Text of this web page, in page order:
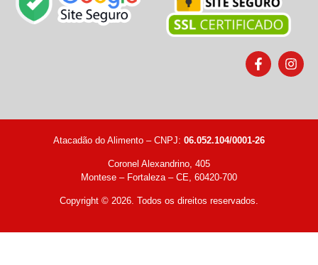
Atacadão do Alimento – CNPJ: 06.052.104/0001-26
Coronel Alexandrino, 405
Montese – Fortaleza – CE, 60420-700
Copyright © 2026. Todos os direitos reservados.